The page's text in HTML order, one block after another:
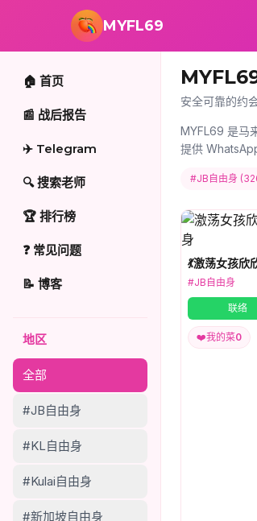
跳转到主要内容
MYFL69
🏠 首页
📰 战后报告
✈️ Telegram
🔍 搜索老师
🏆 排行榜
❓ 常见问题
📝 博客
地区
全部
#JB自由身
#KL自由身
#Kulai自由身
#新加坡自由身
安全可靠的约
MYFL69 是马
提供
#JB自由身
💃激荡女孩
#JB自由身
联络
❤️我的菜0